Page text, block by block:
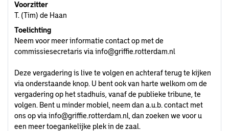
Voorzitter
T. (Tim) de Haan
Toelichting
Neem voor meer informatie contact op met de
commissiesecretaris via info@griffie.rotterdam.nl
Deze vergadering is live te volgen en achteraf terug te kijken
via onderstaande knop. U bent ook van harte welkom om de
vergadering op het stadhuis, vanaf de publieke tribune, te
volgen. Bent u minder mobiel, neem dan a.u.b. contact met
ons op via info@griffie.rotterdam.nl , dan zoeken we voor u
een meer toegankelijke plek in de zaal.